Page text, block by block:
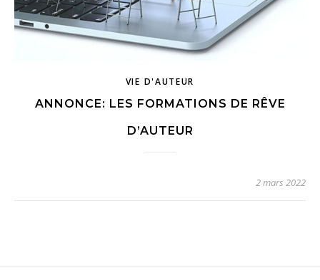
VIE D'AUTEUR
ANNONCE: LES FORMATIONS DE RÊVE
D’AUTEUR
2 mars 2022